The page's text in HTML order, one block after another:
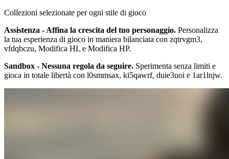
Collezioni selezionate per ogni stile di gioco
Assistenza - Affina la crescita del tuo personaggio. Personalizza
la tua esperienza di gioco in maniera bilanciata con zqtrvgm3,
vfdqbczu, Modifica HL e Modifica HP.
Sandbox - Nessuna regola da seguire. Sperimenta senza limiti e
gioca in totale libertà con l0smmsax, ki5qawrf, duie3uoi e 1ar1lnjw.